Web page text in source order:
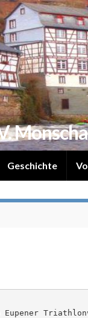
Geschichte
Eupener